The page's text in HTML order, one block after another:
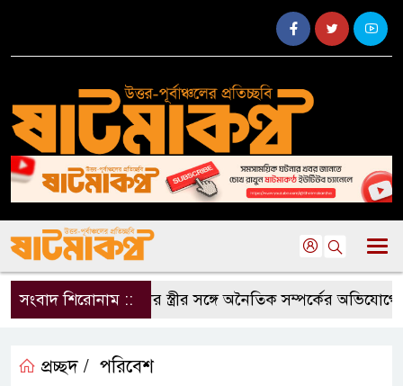
সংবাদ শিরোনাম ::
দলীয় কর্মীর স্ত্রীর সঙ্গে অনৈতিক সম্পর্কের অভিযোগে
প্রচ্ছদ / পরিবেশ